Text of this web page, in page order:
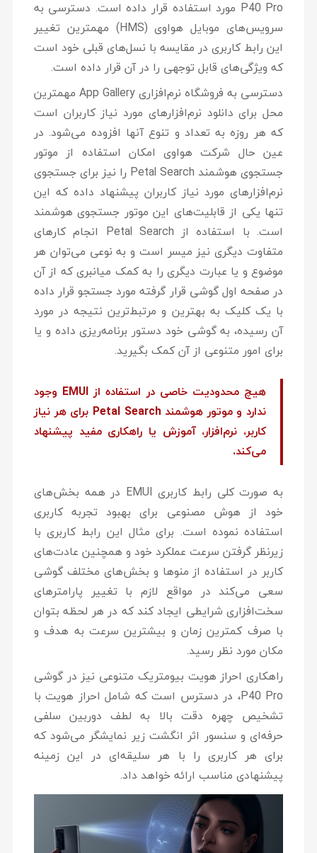
P40 Pro مورد استفاده قرار داده است. دسترسی به
سرویس‌های موبایل هواوی (HMS) مهمترین تغییر
این رابط کاربری در مقایسه با نسل‌های قبلی خود است
که ویژگی‌های قابل توجهی را در آن قرار داده است.
دسترسی به فروشگاه نرم‌افزاری App Gallery مهمترین
محل برای دانلود نرم‌افزارهای مورد نیاز کاربران است
که هر روزه به تعداد و تنوع آنها افزوده می‌شود. در
عین حال شرکت هواوی امکان استفاده از موتور
جستجوی هوشمند Petal Search را نیز برای جستجوی
نرم‌افزارهای مورد نیاز کاربران پیشنهاد داده که این
تنها یکی از قابلیت‌های این موتور جستجوی هوشمند
است. با استفاده از Petal Search انجام کارهای
متفاوت دیگری نیز میسر است و به نوعی می‌توان هر
موضوع و یا عبارت دیگری را به کمک میانبری که از آن
در صفحه اول گوشی قرار گرفته مورد جستجو قرار داده
با یک کلیک به بهترین و مرتبط‌ترین نتیجه در مورد
آن رسیده، به گوشی خود دستور برنامه‌ریزی داده و یا
برای امور متنوعی از آن کمک بگیرید.
هیچ محدودیت خاصی در استفاده از EMUI وجود
ندارد و موتور هوشمند Petal Search برای هر نیاز
کاربر، نرم‌افزار، آموزش یا راهکاری مفید پیشنهاد
می‌کند.
به صورت کلی رابط کاربری EMUI در همه بخش‌های
خود از هوش مصنوعی برای بهبود تجربه کاربری
استفاده نموده است. برای مثال این رابط کاربری با
زیرنظر گرفتن سرعت عملکرد خود و همچنین عادت‌های
کاربر در استفاده از منوها و بخش‌های مختلف گوشی
سعی می‌کند در مواقع لازم با تغییر پارامترهای
سخت‌افزاری شرایطی ایجاد کند که در هر لحظه بتوان
با صرف کمترین زمان و بیشترین سرعت به هدف و
مکان مورد نظر رسید.
راهکاری احراز هویت بیومتریک متنوعی نیز در گوشی
P40 Pro، در دسترس است که شامل احراز هویت با
تشخیص چهره دقت بالا به لطف دوربین سلفی
حرفه‌ای و سنسور اثر انگشت زیر نمایشگر می‌شود که
برای هر کاربری را با هر سلیقه‌ای در این زمینه
پیشنهادی مناسب ارائه خواهد داد.